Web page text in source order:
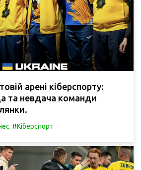
арені кіберспорту:
та невдача команди
#Кіберспорт